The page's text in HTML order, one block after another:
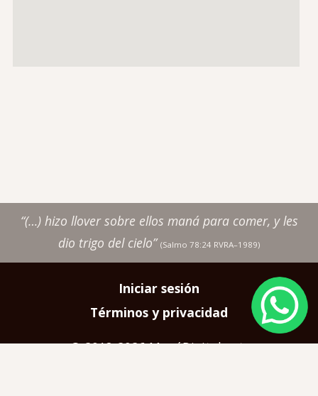
Image
“(…) hizo llover sobre ellos maná para comer, y les
dio trigo del cielo” (Salmo 78:24 RVRA–1989)
página
Iniciar sesión
Términos y privacidad
© 2018-2026 ManáDigital.net